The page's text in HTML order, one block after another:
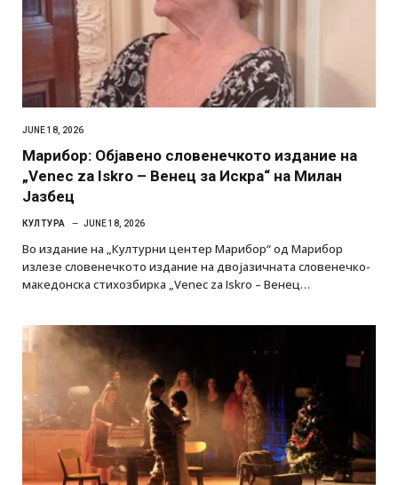
JUNE 18, 2026
Марибор: Објавено словенечкото издание на
„Venec za Iskro – Венец за Искра“ на Милан
Јазбец
КУЛТУРА JUNE 18, 2026
Во издание на „Културни центер Марибор“ од Марибор
излезе словенечкото издание на двојазичната словенечко-
македонска стихозбирка „Venec za Iskro – Венец…